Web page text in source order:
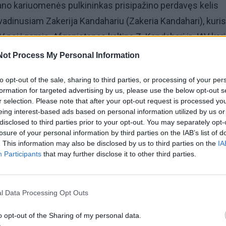
Process My Personal Information
opt-out of the sale, sharing to third parties, or processing of your
for targeted advertising by us, please use the below opt-out
selection. Please note that after your opt-out request is processed
interest-based ads based on personal information utilized by us
to third parties prior to your opt-out. You may separately
of your personal information by third parties on the IAB’s list of
This information may also be disclosed by us to third parties on the
Participants that may further disclose it to other third parties.
Data Processing Opt Outs
opt-out of the Sharing of my personal data.
kariuomenės pulkininkas prisipažino perdavęs kelis
Zakerija Kandahariu (Zakeria Kandahari),
pajėgomis. Afganistanas kaltina Z. Kandaharį ir JAV
arba bendrininkavimu kankinant ir žudant
šio asmens vardas. Sulaikyto Afganistano
sužinoti nepavyko.
pareigūnas ir Afganistano pareigūnas sakė, kad
kai jam buvo perduoti kaliniai, dirbo JAV pajėgoms.
Z. Kandaharis neturi oficialaus statuso JAV pajėgose
kad jis dirbo JAV specialiosioms pajėgoms ir kad